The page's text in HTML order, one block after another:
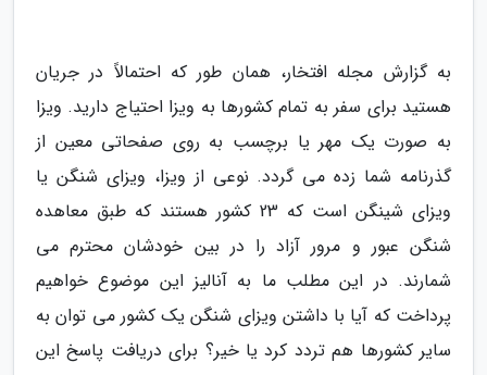
به گزارش مجله افتخار، همان طور که احتمالاً در جریان
هستید برای سفر به تمام کشورها به ویزا احتیاج دارید. ویزا
به صورت یک مهر یا برچسب به روی صفحاتی معین از
گذرنامه شما زده می گردد. نوعی از ویزا، ویزای شنگن یا
ویزای شینگن است که 23 کشور هستند که طبق معاهده
شنگن عبور و مرور آزاد را در بین خودشان محترم می
شمارند. در این مطلب ما به آنالیز این موضوع خواهیم
پرداخت که آیا با داشتن ویزای شنگن یک کشور می توان به
سایر کشورها هم تردد کرد یا خیر؟ برای دریافت پاسخ این